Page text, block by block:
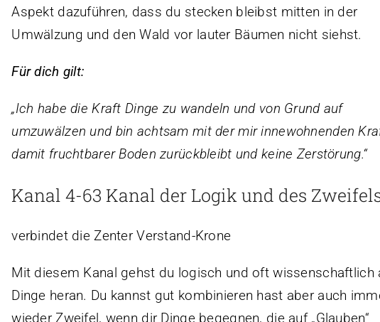
Aspekt dazuführen, dass du stecken bleibst mitten in der
Umwälzung und den Wald vor lauter Bäumen nicht siehst.
Für dich gilt:
„Ich habe die Kraft Dinge zu wandeln und von Grund auf
umzuwälzen und bin achtsam mit der mir innewohnenden
damit fruchtbarer Boden zurückbleibt und keine Zerstörung.“
Kanal 4-63 Kanal der Logik und des
verbindet die Zenter Verstand-Krone
Mit diesem Kanal gehst du logisch und oft wissenschaftlich
Dinge heran. Du kannst gut kombinieren hast aber auch
wieder Zweifel, wenn dir Dinge begegnen, die auf „Glauben“